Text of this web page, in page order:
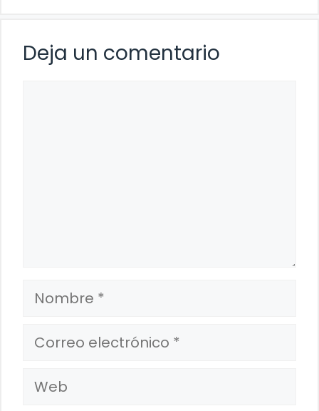
Deja un comentario
Nombre
Correo
electrónico
Web